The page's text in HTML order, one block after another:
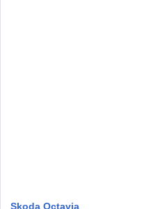
Skoda Octavia